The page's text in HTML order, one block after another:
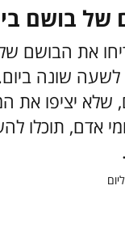
את הבושם
שונה
יציפו את
אדם, תוכלו